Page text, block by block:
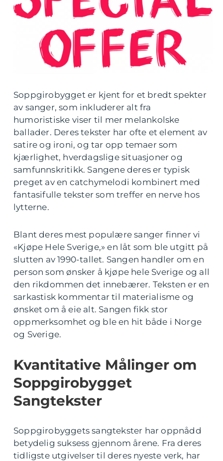
Soppgirobygget er kjent for et bredt spekter
av sanger, som inkluderer alt fra
humoristiske viser til mer melankolske
ballader. Deres tekster har ofte et element av
satire og ironi, og tar opp temaer som
kjærlighet, hverdagslige situasjoner og
samfunnskritikk. Sangene deres er typisk
preget av en catchymelodi kombinert med
fantasifulle tekster som treffer en nerve hos
lytterne.
Blant deres mest populære sanger finner vi
«Kjøpe Hele Sverige,» en låt som ble utgitt på
slutten av 1990-tallet. Sangen handler om en
person som ønsker å kjøpe hele Sverige og all
den rikdommen det innebærer. Teksten er en
sarkastisk kommentar til materialisme og
ønsket om å eie alt. Sangen fikk stor
oppmerksomhet og ble en hit både i Norge
og Sverige.
Kvantitative Målinger om
Soppgirobygget
Sangtekster
Soppgirobyggets sangtekster har oppnådd
betydelig suksess gjennom årene. Fra deres
tidligste utgivelser til deres nyeste verk, har